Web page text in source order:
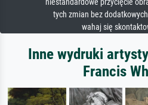
niestandardowe przycięcie
tych zmian bez
wahaj się
Inne wydruki
Francis